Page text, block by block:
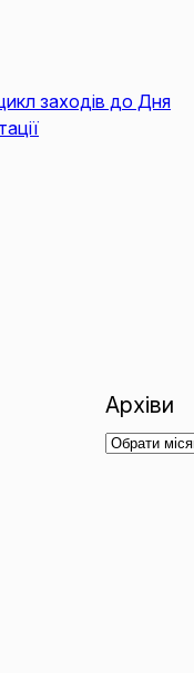
заходів до Дня
Архіви